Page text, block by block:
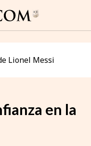
Lionel Messi
en la